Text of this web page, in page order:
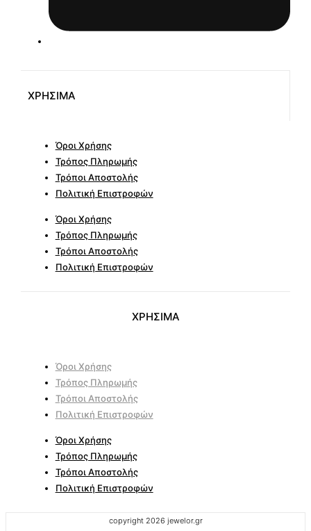
ΧΡΗΣΙΜΑ
Όροι Χρήσης
Τρόπος Πληρωμής
Τρόποι Αποστολής
Πολιτική Επιστροφών
Όροι Χρήσης
Τρόπος Πληρωμής
Τρόποι Αποστολής
Πολιτική Επιστροφών
ΧΡΗΣΙΜΑ
Όροι Χρήσης
Τρόπος Πληρωμής
Τρόποι Αποστολής
Πολιτική Επιστροφών
Όροι Χρήσης
Τρόπος Πληρωμής
Τρόποι Αποστολής
Πολιτική Επιστροφών
copyright 2026 jewelor.gr